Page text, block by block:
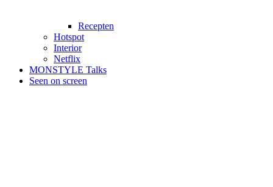
Recepten
Hotspot
Interior
Netflix
MONSTYLE Talks
Seen on screen